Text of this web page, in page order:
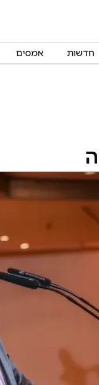
חדשות אמסים